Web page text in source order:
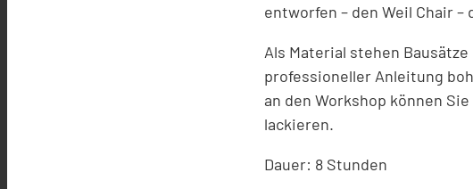
entworfen – den Weil Chair
Als Material stehen
professioneller Anleitung
an den Workshop können
lackieren.
Dauer: 8 Stunden